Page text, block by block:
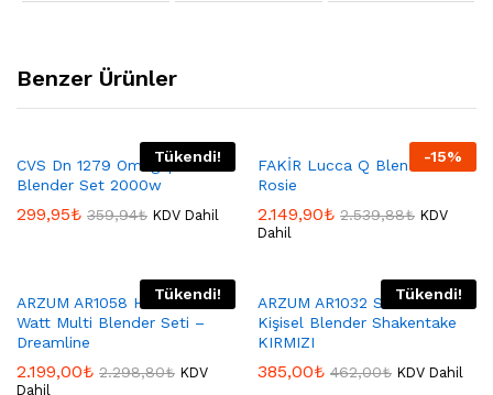
Benzer Ürünler
Tükendi!
CVS Dn 1279 Omegaplus 5’li
Blender Set 2000w
299,95₺ 359,94₺ KDV Dahil
-15%
FAKİR Lucca Q Blender Seti
Rosie
2.149,90₺ 2.539,88₺ KDV
Dahil
Tükendi!
ARZUM AR1058 Hestia 1500
Watt Multi Blender Seti –
Dreamline
2.199,00₺ 2.298,80₺ KDV
Dahil
Tükendi!
ARZUM AR1032 Shake’N Take
Kişisel Blender Shakentake
KIRMIZI
385,00₺ 462,00₺ KDV Dahil